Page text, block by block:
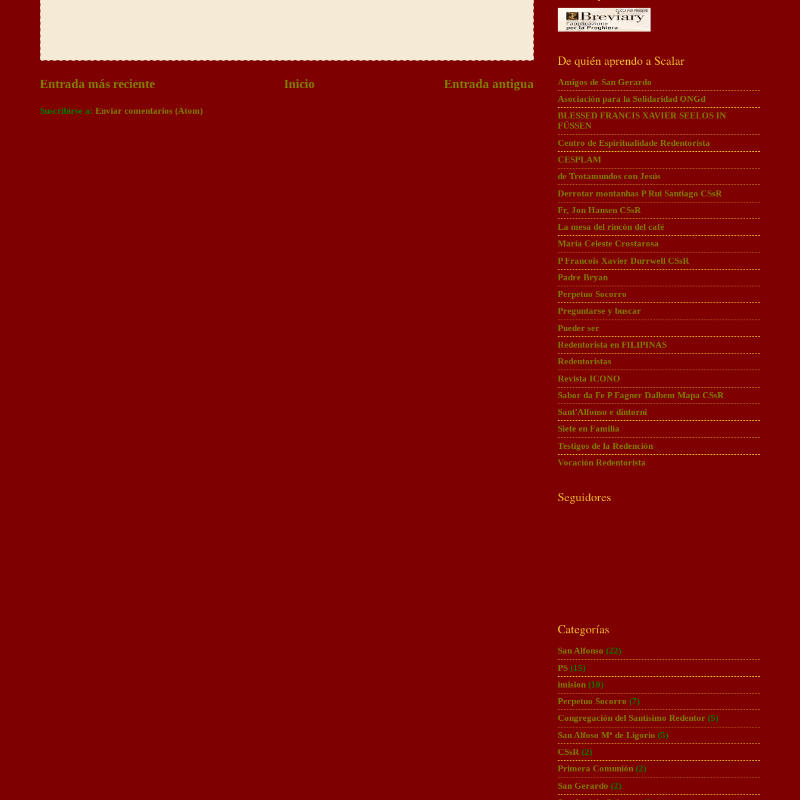
Entrada más reciente Entrada antigua
Inicio
Suscribirse a: Enviar comentarios (Atom)
De quién aprendo a Scalar
Amigos de San Gerardo
Asociación para la Solidaridad ONGd
BLESSED FRANCIS XAVIER SEELOS IN
FÜSSEN
Centro de Espiritualidade Redentorista
CESPLAM
de Trotamundos con Jesús
Derrotar montanhas P Rui Santiago CSsR
Fr, Jon Hansen CSsR
La mesa del rincón del café
María Celeste Crostarosa
P Francois Xavier Durrwell CSsR
Padre Bryan
Perpetuo Socorro
Preguntarse y buscar
Pueder ser
Redentorista en FILIPINAS
Redentoristas
Revista ICONO
Sabor da Fe P Fagner Dalbem Mapa CSsR
Sant'Alfonso e dintorni
Siete en Familia
Testigos de la Redención
Vocación Redentorista
Seguidores
Categorías
San Alfonso (22)
PS (15)
imision (10)
Perpetuo Socorro (7)
Congregación del Santísimo Redentor (5)
San Alfoso Mª de Ligorio (5)
CSsR (2)
Primera Comunión (2)
San Gerardo (2)